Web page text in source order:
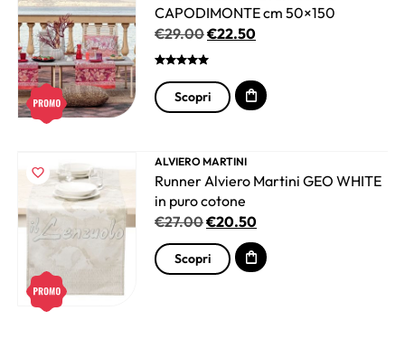
CAPODIMONTE cm 50×150
€29.00€22.50
Scopri
ALVIERO MARTINI
Runner Alviero Martini GEO WHITE
in puro cotone
€27.00€20.50
Scopri